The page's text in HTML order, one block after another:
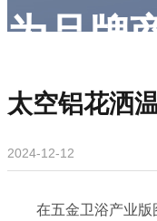
为品牌
太空铝花洒温
2024-12-12
在五金卫浴产业版图